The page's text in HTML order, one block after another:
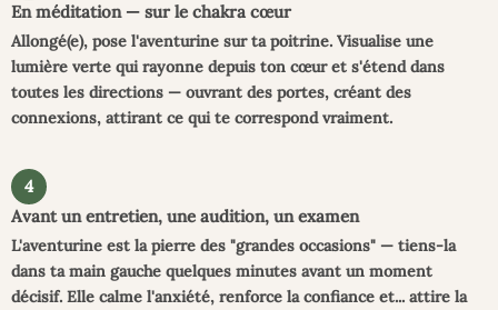
En méditation — sur le chakra cœur
Allongé(e), pose l'aventurine sur ta poitrine. Visualise une
lumière verte qui rayonne depuis ton cœur et s'étend dans
toutes les directions — ouvrant des portes, créant des
connexions, attirant ce qui te correspond vraiment.
4
Avant un entretien, une audition, un examen
L'aventurine est la pierre des "grandes occasions" — tiens-la
dans ta main gauche quelques minutes avant un moment
décisif. Elle calme l'anxiété, renforce la confiance et... attire la